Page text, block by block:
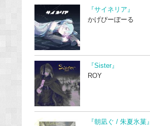
『サイネリア』
かげぴーぼーる
『Sister』
ROY
『朝凪ぐ / 朱夏氷菓』